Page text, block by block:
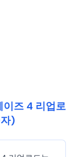
즈 4 리업로
)